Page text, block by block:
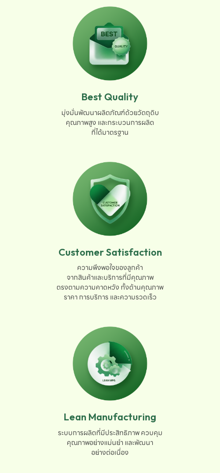
Best Quality
มุ่งมั่นพัฒนาผลิตภัณฑ์ด้วยวัตถุดิบ
คุณภาพสูง และกระบวนการผลิต
ที่ได้มาตรฐาน
Customer Satisfaction
ความพึงพอใจของลูกค้า
จากสินค้าและบริการที่มีคุณภาพ
ตรงตามความคาดหวัง ทั้งด้านคุณภาพ
ราคา การบริการ และความรวดเร็ว
Lean Manufacturing
ระบบการผลิตที่มีประสิทธิภาพ ควบคุม
คุณภาพอย่างแม่นยำ และพัฒนา
อย่างต่อเนื่อง